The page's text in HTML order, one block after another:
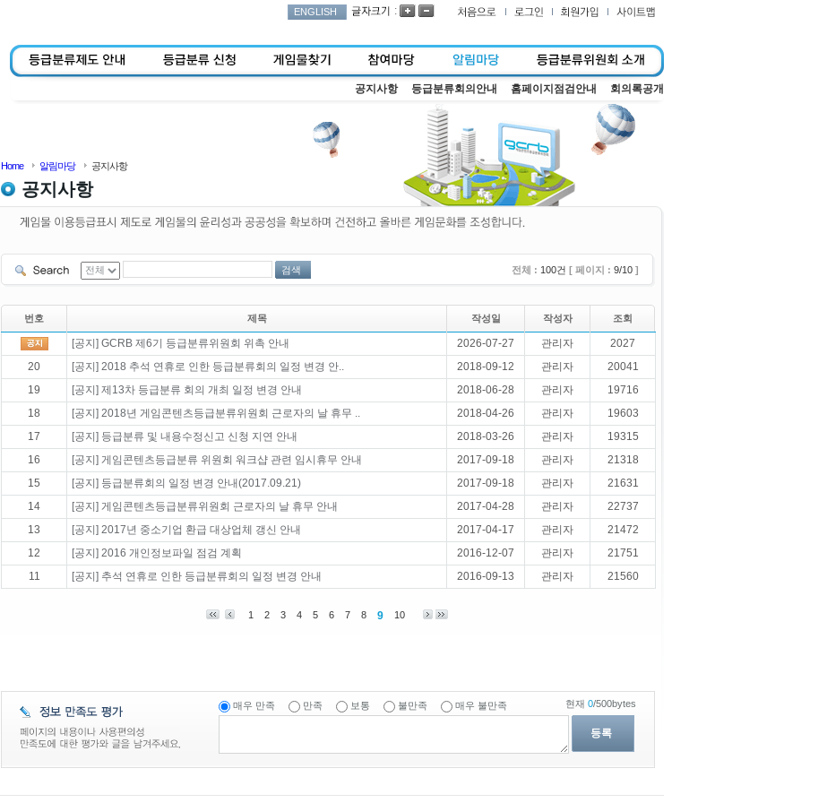
ENGLISH :
공지사항 등급분류회의안내 홈페이지점검안내 회의록공개
Home 알림마당 공지사항
공지사항
검색 전체 : 100건 [ 페이지 : 9/10 ]
번호 제목 작성일 작성자 조회
[공지] GCRB 제6기 등급분류위원회 위촉 안내 2026-07-27 관리자
2027
20
[공지] 2018 추석 연휴로 인한 등급분류회의 일정 변경 안.. 2018-09-12 관리자
20041
19
[공지] 제13차 등급분류 회의 개최 일정 변경 안내 2018-06-28 관리자
19716
18
[공지] 2018년 게임콘텐츠등급분류위원회 근로자의 날 휴무 .. 2018-04-26 관리자
19603
17
[공지] 등급분류 및 내용수정신고 신청 지연 안내 2018-03-26 관리자
19315
16
[공지] 게임콘텐츠등급분류 위원회 워크샵 관련 임시휴무 안내 2017-09-18 관리자
21318
15
[공지] 등급분류회의 일정 변경 안내(2017.09.21) 2017-09-18 관리자
21631
14
[공지] 게임콘텐츠등급분류위원회 근로자의 날 휴무 안내 2017-04-28 관리자
22737
13
[공지] 2017년 중소기업 환급 대상업체 갱신 안내 2017-04-17 관리자
21472
12
[공지] 2016 개인정보파일 점검 계획 2016-12-07 관리자
21751
11
[공지] 추석 연휴로 인한 등급분류회의 일정 변경 안내 2016-09-13 관리자 21560
1 2 3 4 5 6 7 8 9 10
매우 만족 만족 보통 불만족 매우 불만족
등록
현재 0/500bytes